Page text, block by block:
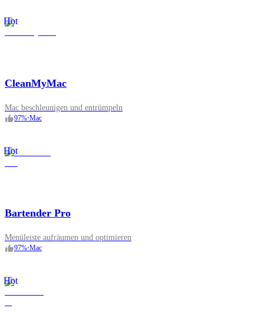
Hot
CleanMyMac
Mac beschleunigen und entrümpeln
97%•Mac
Hot
Bartender Pro
Menüleiste aufräumen und optimieren
97%•Mac
Hot